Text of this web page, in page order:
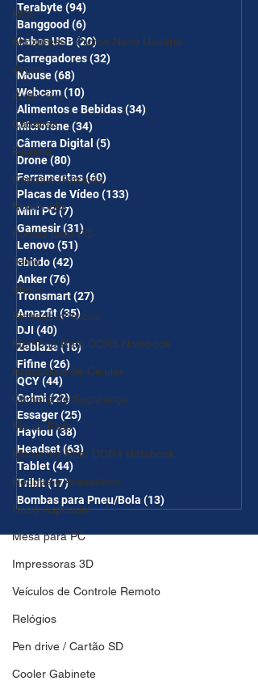
Mifa
AliExpress - Promo Novo Usuário
Jogos
Gabinetes
Cadeiras
Realme
Copos e Garrafas
Notebooks
Fontes para PC
Temu
Shein
Eletrodomésticos
Memória Ram DDR5 Notebook
Acessórios de Celular
Câmera de Segurança
MousePads
Memórtia Ram DDR4 Notebook
Roupas e Acessórios
Robô Aspirador
Mesa para PC
Impressoras 3D
Veículos de Controle Remoto
Relógios
Pen drive / Cartão SD
Cooler Gabinete
Terabyte(94)
Banggood (6)
Cabos USB(20)20 posts
Carregadores(32)
Mouse(68)
Webcam(10)
Alimentos e Bebidas(34)
Microfone(34)
Câmera Digital (5)
Drone(80)
Ferramentas(60)
Placas de Vídeo(133)
Mini PC(7)
Gamesir(31)31 posts
Lenovo(51)
8bitdo(42)
Anker(76)
Tronsmart(27)
Amazfit(35)35 posts
DJI (40)
Zeblaze(16)16 posts
Fifine(26)
QCY(44)
Colmi(22) 22 posts
Essager(25)
Haylou(38)
Headset(63) 63 posts
Tablet(44)
Tribit(17)17 posts
Bombas para Pneu/Bola (13)